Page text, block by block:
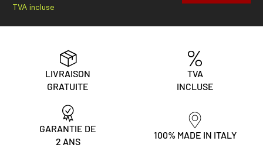
TVA incluse
LIVRAISON
GRATUITE
TVA
INCLUSE
GARANTIE DE
2 ANS
100% MADE IN ITALY